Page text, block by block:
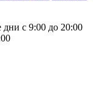
с 9:00 до 20:00